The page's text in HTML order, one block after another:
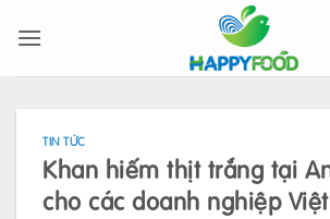
qua
TIN TỨC
Khan hiếm thịt trắng tại
cho các doanh nghiệp